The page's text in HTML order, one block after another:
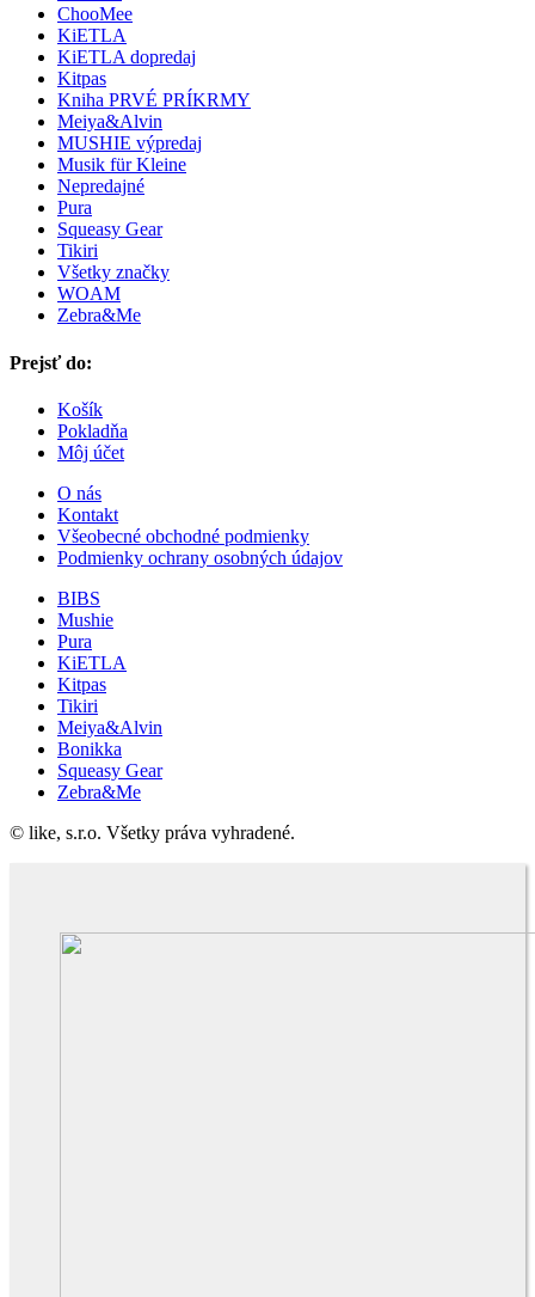
ChooMee
KiETLA
KiETLA dopredaj
Kitpas
Kniha PRVÉ PRÍKRMY
Meiya&Alvin
MUSHIE výpredaj
Musik für Kleine
Nepredajné
Pura
Squeasy Gear
Tikiri
Všetky značky
WOAM
Zebra&Me
Prejsť do:
Košík
Pokladňa
Môj účet
O nás
Kontakt
Všeobecné obchodné podmienky
Podmienky ochrany osobných údajov
BIBS
Mushie
Pura
KiETLA
Kitpas
Tikiri
Meiya&Alvin
Bonikka
Squeasy Gear
Zebra&Me
© like, s.r.o. Všetky práva vyhradené.